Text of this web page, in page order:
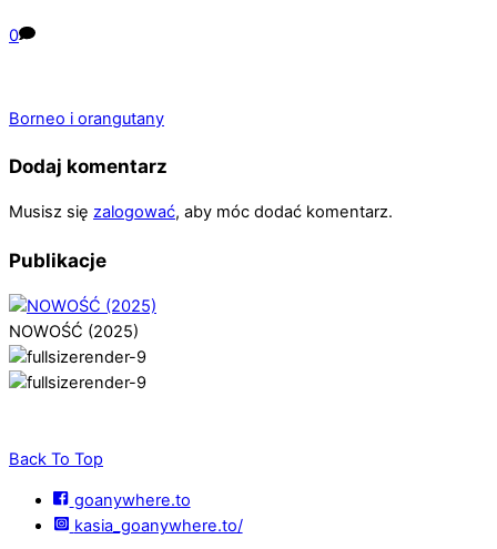
0
Borneo i orangutany
Dodaj komentarz
Musisz się zalogować, aby móc dodać komentarz.
Publikacje
NOWOŚĆ (2025)
Back To Top
goanywhere.to
kasia_goanywhere.to/